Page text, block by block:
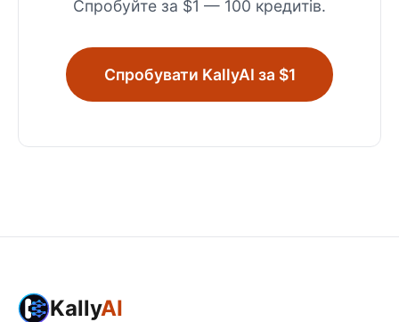
Спробуйте за $1 — 100 кредитів.
Спробувати KallyAI за $1
KallyAI